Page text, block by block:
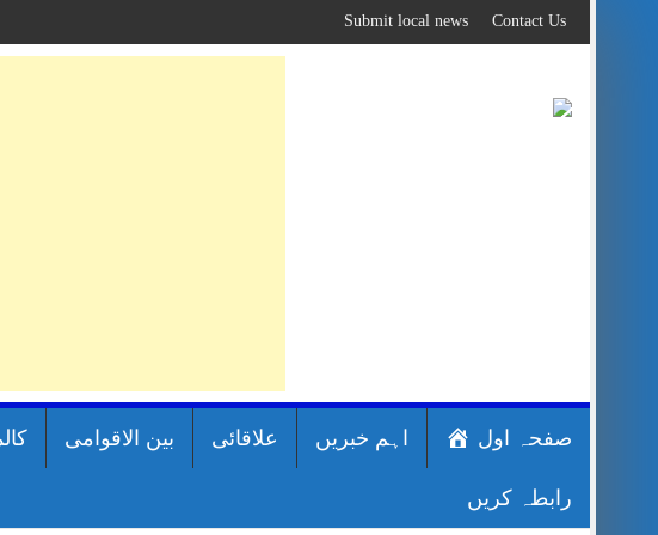
to
content
Contact Us
Submit local news
صفحہ اول اہم خبریں علاقائی بین الاقوامی
رابطہ کریں